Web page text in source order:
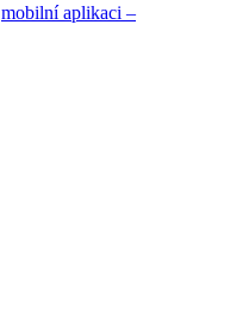
mobilní aplikaci –